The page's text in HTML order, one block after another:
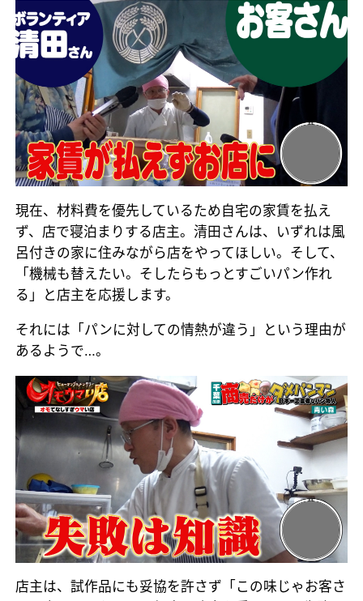
現在、材料費を優先しているため自宅の家賃を払え
ず、店で寝泊まりする店主。清田さんは、いずれは風
呂付きの家に住みながら店をやってほしい。そして、
「機械も替えたい。そしたらもっとすごいパン作れ
る」と店主を応援します。
それには「パンに対しての情熱が違う」という理由が
あるようで…。
店主は、試作品にも妥協を許さず「この味じゃお客さ